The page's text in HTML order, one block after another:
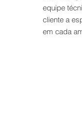
equipe
cliente a
em cada